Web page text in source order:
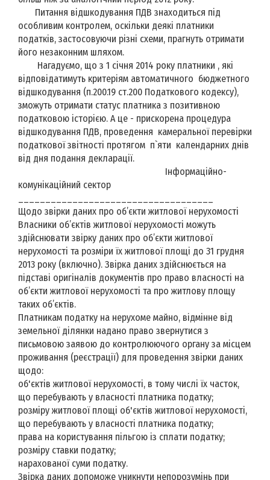
Питання відшкодування ПДВ знаходиться під
особливим контролем, оскільки деякі платники
податків, застосовуючи різні схеми, прагнуть отримати
його незаконним шляхом.
Нагадуємо, що з 1 січня 2014 року платники , які
відповідатимуть критеріям автоматичного бюджетного
відшкодування (п.200.19 ст.200 Податкового кодексу),
зможуть отримати статус платника з позитивною
податковою історією. А це - прискорена процедура
відшкодування ПДВ, проведення камеральної перевірки
податкової звітності протягом п`яти календарних днів
від дня подання декларації.
Інформаційно-
комунікаційний сектор
Щодо звірки даних про об’єкти житлової нерухомості
Власники об’єктів житлової нерухомості можуть
здійснювати звірку даних про об’єкти житлової
нерухомості та розміри їх житлової площі до 31 грудня
2013 року (включно). Звірка даних здійснюється на
підставі оригіналів документів про право власності на
об’єкти житлової нерухомості та про житлову площу
таких об’єктів.
Платникам податку на нерухоме майно, відмінне від
земельної ділянки надано право звернутися з
письмовою заявою до контролюючого органу за місцем
проживання (реєстрації) для проведення звірки даних
щодо:
об'єктів житлової нерухомості, в тому числі їх часток,
що перебувають у власності платника податку;
розміру житлової площі об'єктів житлової нерухомості,
що перебувають у власності платника податку;
права на користування пільгою із сплати податку;
розміру ставки податку;
нарахованої суми податку.
Звірка даних допоможе уникнути непорозумінь при